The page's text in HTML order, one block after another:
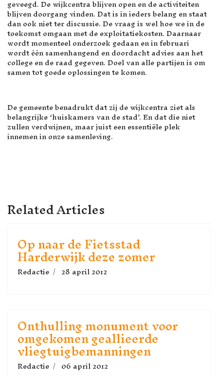
geveegd. De wijkcentra blijven open en de activiteiten
blijven doorgang vinden. Dat is in ieders belang en staat
dan ook niet ter discussie. De vraag is wel hoe we in de
toekomst omgaan met de exploitatiekosten. Daarnaar
wordt momenteel onderzoek gedaan en in februari
wordt ėėn samenhangend en doordacht advies aan het
college en de raad gegeven. Doel van alle partijen is om
samen tot goede oplossingen te komen.
De gemeente benadrukt dat zij de wijkcentra ziet als
belangrijke ‘huiskamers van de stad’. En dat die niet
zullen verdwijnen, maar juist een essentiële plek
innemen in onze samenleving.
Related Articles
Op naar de Fietsstad
Harderwijk deze zomer
Redactie 28 april 2012
Onthulling monument voor
omgekomen geallieerde
vliegtuigbemanningen
Redactie 06 april 2012